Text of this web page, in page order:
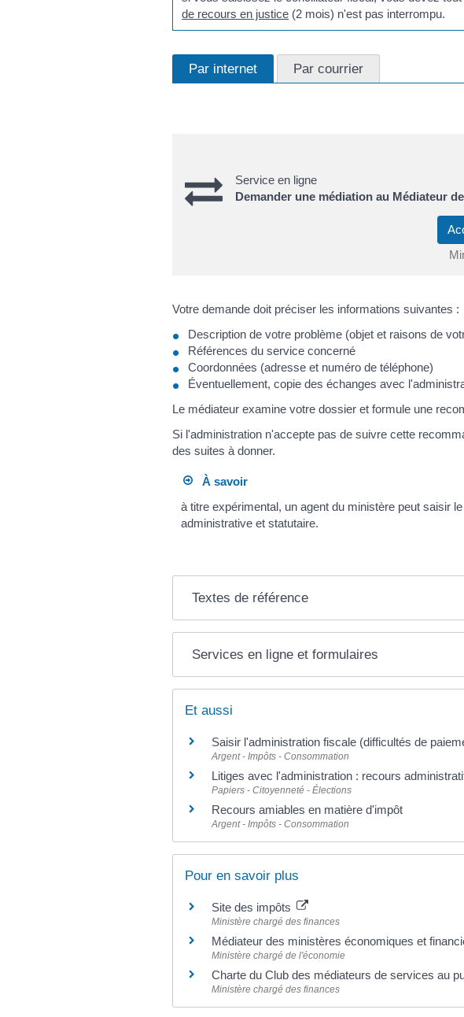
de recours en justice (2 mois) n'est pas interrompu.
Par internet Par courrier
Service en ligne
Demander une médiation au Médiateur
Votre demande doit préciser les informations suivantes :
Description de votre problème (objet et raisons de
Références du service concerné
Coordonnées (adresse et numéro de téléphone)
Éventuellement, copie des échanges avec
Le médiateur examine votre dossier et formule une
Si l'administration n'accepte pas de suivre cette
des suites à donner.
À savoir
à titre expérimental, un agent du ministère peut saisir
administrative et statutaire.
Textes de référence
Services en ligne et formulaires
Et aussi
Saisir l'administration fiscale (difficultés de
Argent - Impôts - Consommation
Litiges avec l'administration : recours
Papiers - Citoyenneté - Élections
Recours amiables en matière d'impôt
Argent - Impôts - Consommation
Pour en savoir plus
Site des impôts
Ministère chargé des finances
Médiateur des ministères économiques et
Ministère chargé de l'économie
Charte du Club des médiateurs de services au
Ministère chargé des finances